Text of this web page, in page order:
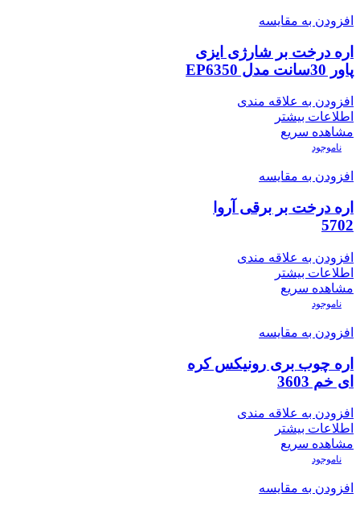
افزودن به مقایسه
اره درخت بر شارژی ایزی
پاور 30سانت مدل EP6350
افزودن به علاقه مندی
اطلاعات بیشتر
مشاهده سریع
ناموجود
افزودن به مقایسه
اره درخت بر برقی آروا
5702
افزودن به علاقه مندی
اطلاعات بیشتر
مشاهده سریع
ناموجود
افزودن به مقایسه
اره چوب بری رونیکس کره
ای خم 3603
افزودن به علاقه مندی
اطلاعات بیشتر
مشاهده سریع
ناموجود
افزودن به مقایسه